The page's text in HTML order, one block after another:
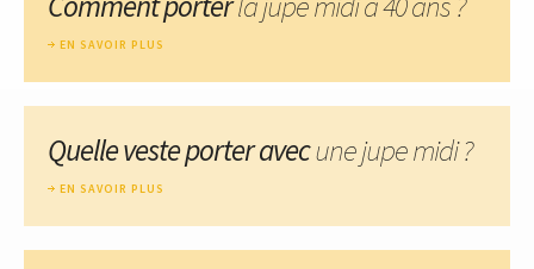
EN SAVOIR PLUS
Quelle veste porter avecune jupe midi ?
EN SAVOIR PLUS